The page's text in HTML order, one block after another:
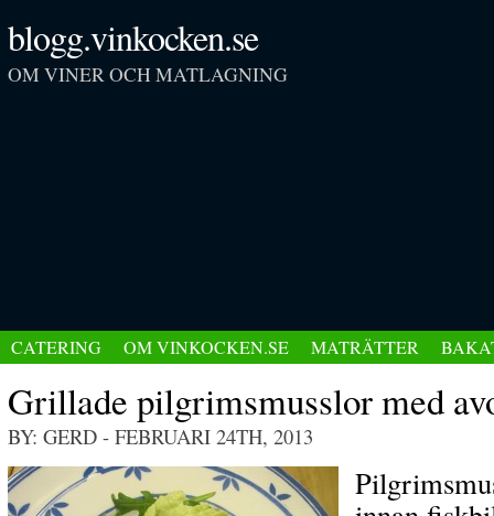
blogg.vinkocken.se
OM VINER OCH MATLAGNING
CATERING OM VINKOCKEN.SE MATRÄTTER
Grillade pilgrimsmusslor med
BY: GERD - FEBRUARI 24TH, 2013